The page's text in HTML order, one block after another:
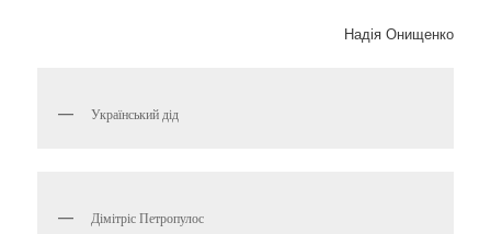
Надія Онищенко
Український дід
Дімітріс Петропулос